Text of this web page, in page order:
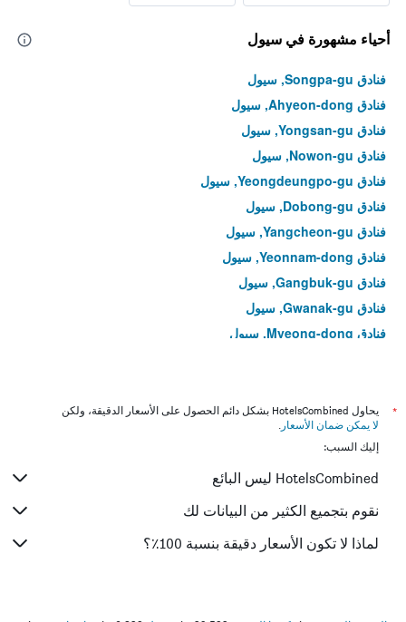
أحياء مشهورة في سيول
فنادق Songpa-gu, سيول
فنادق Ahyeon-dong, سيول
فنادق Yongsan-gu, سيول
فنادق Nowon-gu, سيول
فنادق Yeongdeungpo-gu, سيول
فنادق Dobong-gu, سيول
فنادق Yangcheon-gu, سيول
فنادق Yeonnam-dong, سيول
فنادق Gangbuk-gu, سيول
فنادق Gwanak-gu, سيول
فنادق Myeong-dong, سيول
فنادق Bangi-dong, سيول
فنادق Gwangjin-gu, سيول
فنادق Gahoe-dong, سيول
فنادق Junggok-dong, سيول
فنادق Seongnae-dong, سيول
*
يحاول HotelsCombined بشكل دائم الحصول على الأسعار الدقيقة، ولكن
لا يمكن ضمان الأسعار .
إليك السبب:
HotelsCombined ليس البائع
نقوم بتجميع الكثير من البيانات لك
لماذا لا تكون الأسعار دقيقة بنسبة 100٪؟